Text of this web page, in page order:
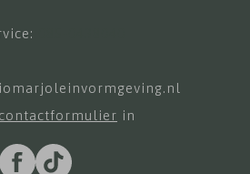
contactformulier in